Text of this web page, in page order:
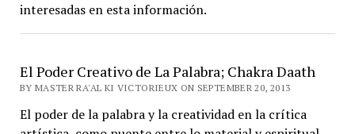
interesadas en esta información.
El Poder Creativo de La Palabra; Chakra Daath
BY MASTER RA'AL KI VICTORIEUX ON SEPTEMBER 20, 2013
El poder de la palabra y la creatividad en la crítica